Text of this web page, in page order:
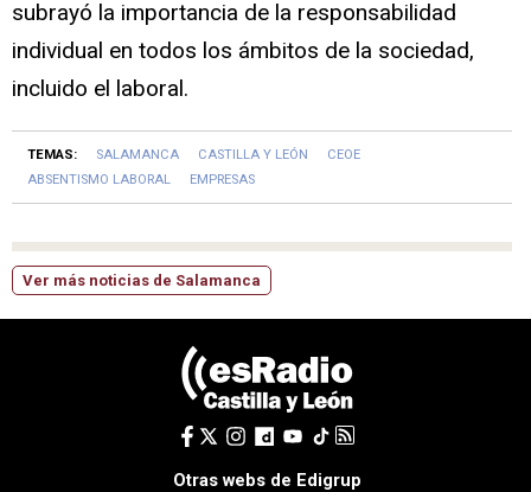
subrayó la importancia de la responsabilidad
individual en todos los ámbitos de la sociedad,
incluido el laboral.
TEMAS: SALAMANCA CASTILLA Y LEÓN
CEOE
ABSENTISMO LABORAL
EMPRESAS
Ver más noticias de Salamanca
Otras webs de Edigrup